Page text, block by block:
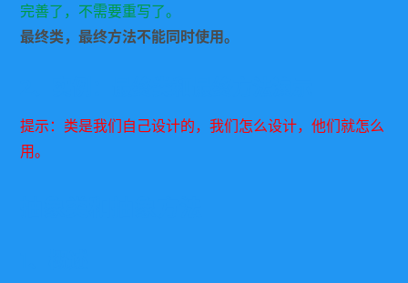
完善了，不需要重写了。
最终类，最终方法不能同时使用。
提示：类是我们自己设计的，我们怎么设计，他们就怎么
用。